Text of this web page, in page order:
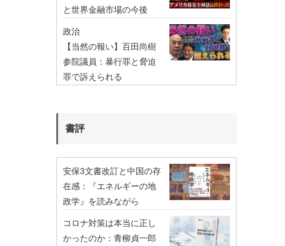
と世界金融市場の今後
政治
【当然の報い】百田尚樹
参院議員：暴行罪と脅迫
罪で訴えられる
書評
安保3文書改訂と中国の存
在感：『エネルギーの地
政学』を読みながら
コロナ対策は本当に正し
かったのか：青柳貞一郎